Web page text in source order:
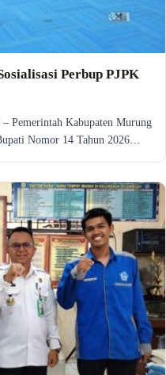
Perbup PJPK
Pemerintah Kabupaten Murung
Nomor 14 Tahun 2026…